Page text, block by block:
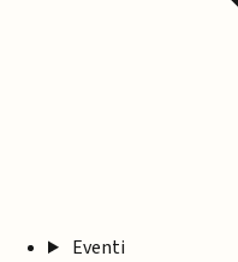
Eventi